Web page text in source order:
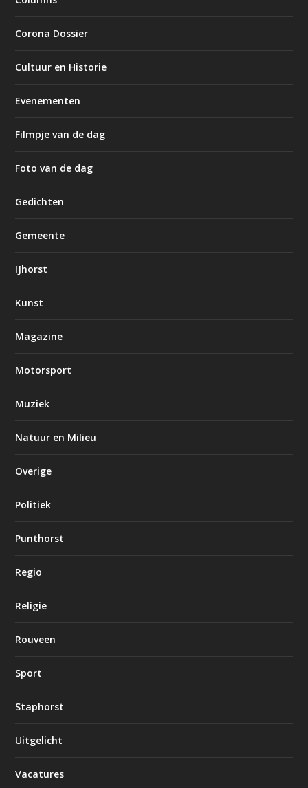
Corona Dossier
Cultuur en Historie
Evenementen
Filmpje van de dag
Foto van de dag
Gedichten
Gemeente
IJhorst
Kunst
Magazine
Motorsport
Muziek
Natuur en Milieu
Overige
Politiek
Punthorst
Regio
Religie
Rouveen
Sport
Staphorst
Uitgelicht
Vacatures